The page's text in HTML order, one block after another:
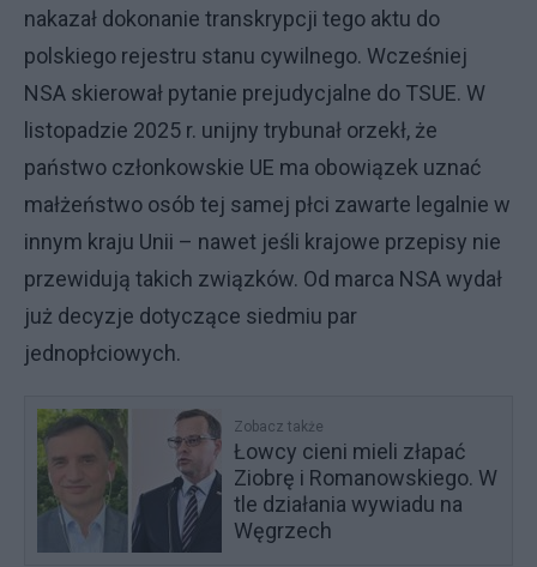
nakazał dokonanie transkrypcji tego aktu do
polskiego rejestru stanu cywilnego. Wcześniej
NSA skierował pytanie prejudycjalne do TSUE. W
listopadzie 2025 r. unijny trybunał orzekł, że
państwo członkowskie UE ma obowiązek uznać
małżeństwo osób tej samej płci zawarte legalnie w
innym kraju Unii – nawet jeśli krajowe przepisy nie
przewidują takich związków. Od marca NSA wydał
już decyzje dotyczące siedmiu par
jednopłciowych.
Zobacz także
Łowcy cieni mieli złapać
Ziobrę i Romanowskiego. W
tle działania wywiadu na
Węgrzech